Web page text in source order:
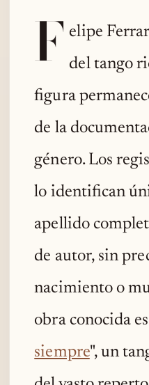
F elipe
del tango
figura
de la
género. Los
lo identifican
apellido
de autor, sin
nacimiento o
obra conocida
siempre", un